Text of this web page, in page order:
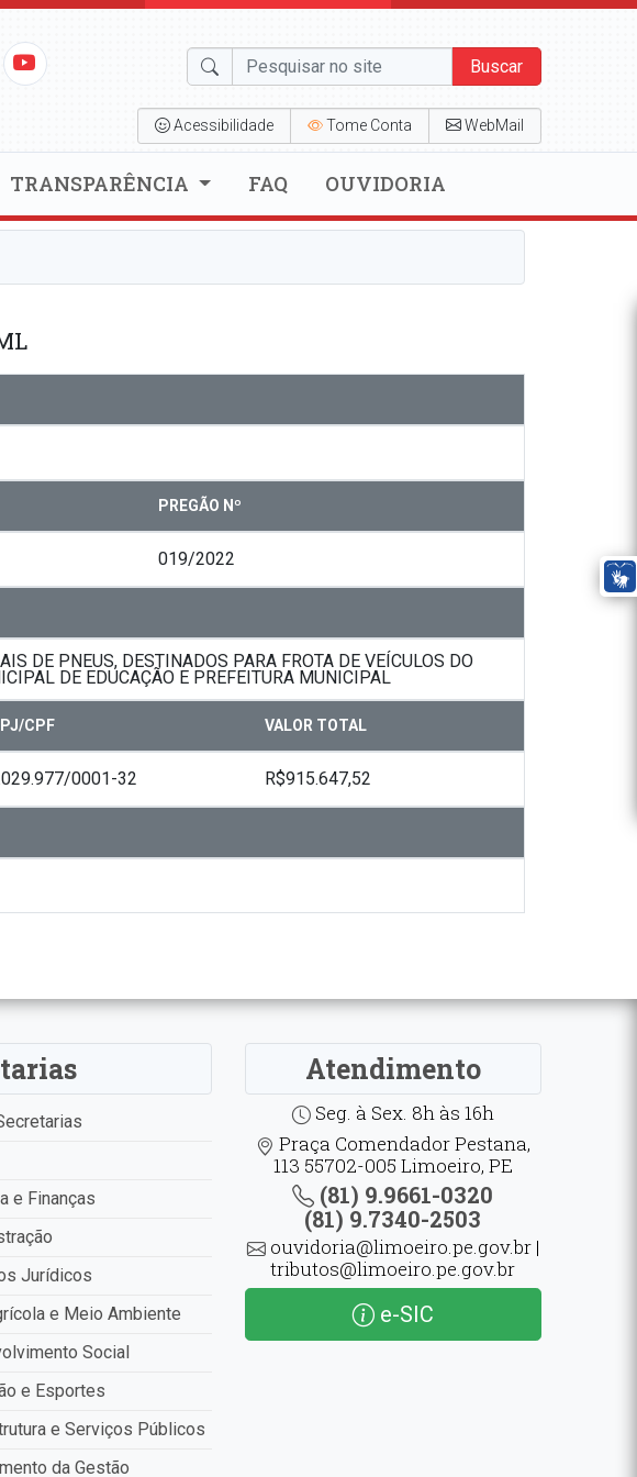
Buscar
Acessibilidade Tome Conta WebMail
TRANSPARÊNCIA FAQ OUVIDORIA
PREGÃO Nº
019/2022
DE PNEUS, DESTINADOS PARA FROTA DE VEÍCULOS DO
DE EDUCAÇÃO E PREFEITURA MUNICIPAL
CPF VALOR TOTAL
0001-32 R$915.647,52
e Finanças
Jurídicos
e Meio Ambiente
Social
e Esportes
e Serviços Públicos
da Gestão
Atendimento
Seg. à Sex. 8h às 16h
Praça Comendador Pestana,
113 55702-005 Limoeiro, PE
(81) 9.9661-0320
(81) 9.7340-2503
ouvidoria@limoeiro.pe.gov.br |
tributos@limoeiro.pe.gov.br
e-SIC